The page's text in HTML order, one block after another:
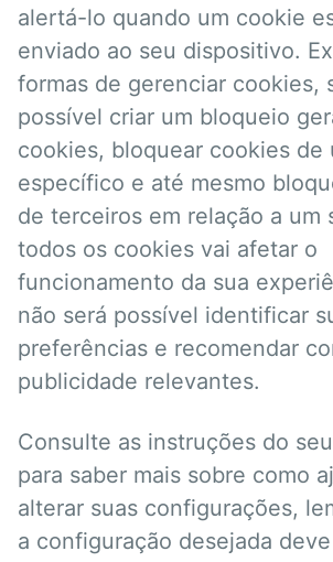
alertá-lo quando um cookie
enviado ao seu dispositivo.
formas de gerenciar cookies,
possível criar um bloqueio
cookies, bloquear cookies de
específico e até mesmo
de terceiros em relação a um
todos os cookies vai afetar o
funcionamento da sua
não será possível identificar
preferências e recomendar
publicidade relevantes.
Consulte as instruções do
para saber mais sobre como
alterar suas configurações,
a configuração desejada